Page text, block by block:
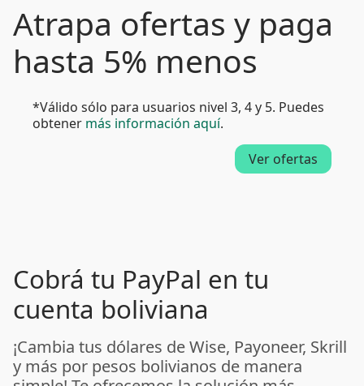
Atrapa ofertas y paga
hasta 5% menos
*Válido sólo para usuarios nivel 3, 4 y 5. Puedes
obtener más información aquí.
Ver ofertas
Cobrá tu PayPal en tu
cuenta boliviana
¡Cambia tus dólares de Wise, Payoneer, Skrill
y más por pesos bolivianos de manera